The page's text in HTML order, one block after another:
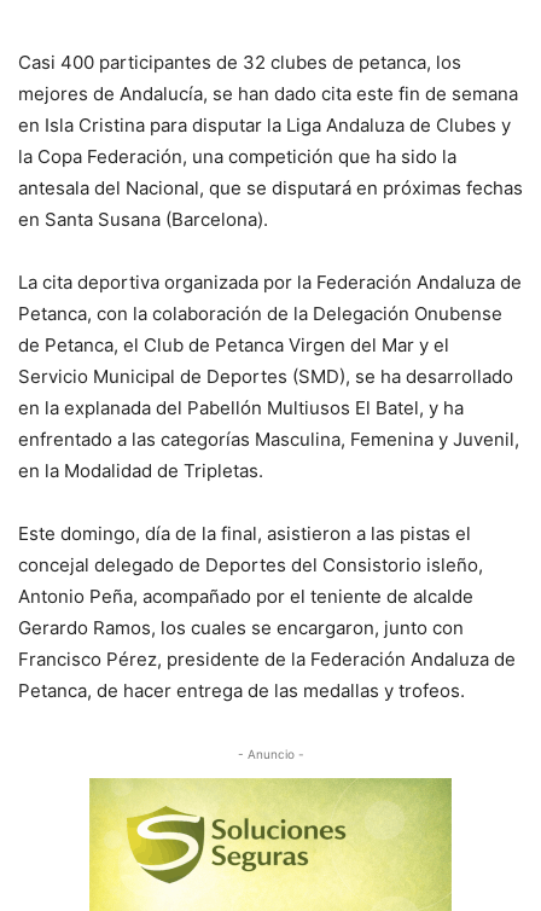
Casi 400 participantes de 32 clubes de petanca, los
mejores de Andalucía, se han dado cita este fin de semana
en Isla Cristina para disputar la Liga Andaluza de Clubes y
la Copa Federación, una competición que ha sido la
antesala del Nacional, que se disputará en próximas fechas
en Santa Susana (Barcelona).
La cita deportiva organizada por la Federación Andaluza de
Petanca, con la colaboración de la Delegación Onubense
de Petanca, el Club de Petanca Virgen del Mar y el
Servicio Municipal de Deportes (SMD), se ha desarrollado
en la explanada del Pabellón Multiusos El Batel, y ha
enfrentado a las categorías Masculina, Femenina y Juvenil,
en la Modalidad de Tripletas.
Este domingo, día de la final, asistieron a las pistas el
concejal delegado de Deportes del Consistorio isleño,
Antonio Peña, acompañado por el teniente de alcalde
Gerardo Ramos, los cuales se encargaron, junto con
Francisco Pérez, presidente de la Federación Andaluza de
Petanca, de hacer entrega de las medallas y trofeos.
- Anuncio -